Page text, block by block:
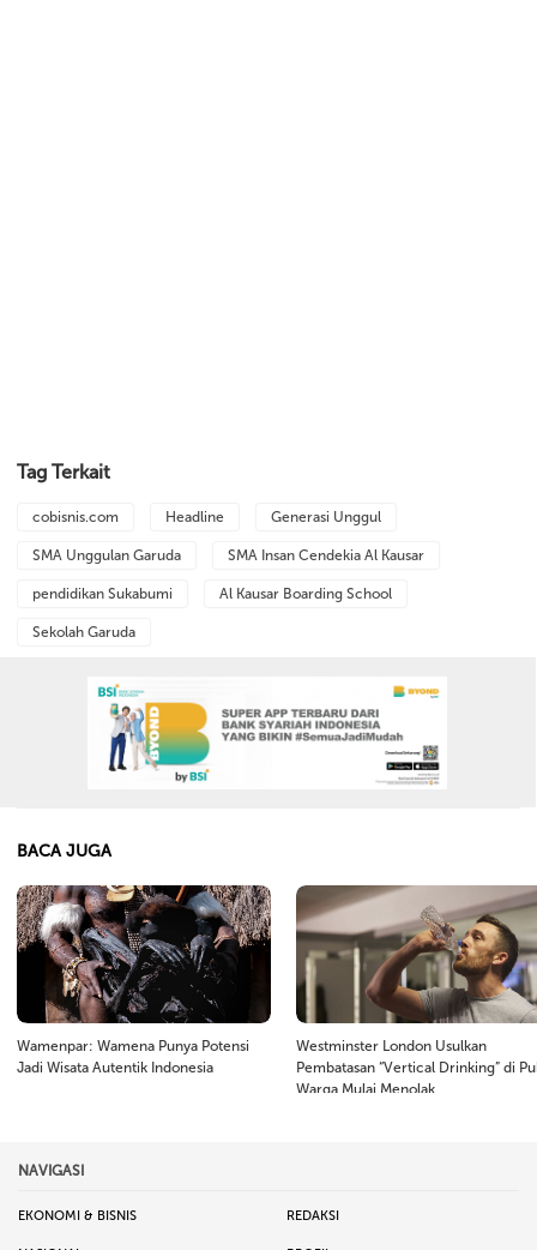
Tag Terkait
cobisnis.com Headline Generasi Unggul
SMA Unggulan Garuda SMA Insan Cendekia Al Kausar
pendidikan Sukabumi Al Kausar Boarding School
Sekolah Garuda
BACA JUGA
Wamenpar: Wamena Punya Potensi
Jadi Wisata Autentik Indonesia
Westminster London Usulkan
Pembatasan “Vertical Drinking” di
Warga Mulai Menolak
NAVIGASI
EKONOMI & BISNIS REDAKSI